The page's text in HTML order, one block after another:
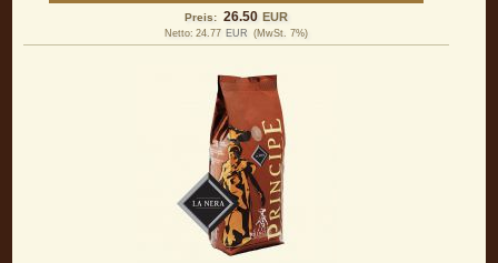
Preis: 26.50 EUR
Netto: 24.77 EUR (MwSt. 7%)